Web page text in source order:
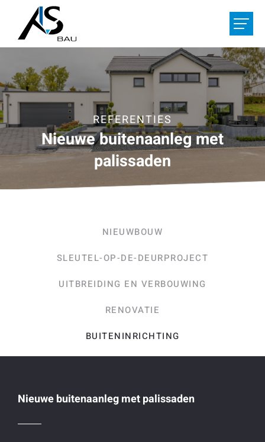
De / Fr / Nl
REFERENTIES
OVER ONS
VACATURES
UW PROJECT
REFERENTIES
Nieuwe buitenaanleg met
palissaden
NIEUWBOUW
SLEUTEL-OP-DE-DEURPROJECT
UITBREIDING EN VERBOUWING
RENOVATIE
BUITENINRICHTING
Nieuwe buitenaanleg met palissaden